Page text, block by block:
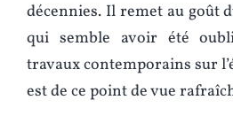
décennies. Il remet au goût
qui semble avoir été
travaux contemporains sur
est de ce point de vue